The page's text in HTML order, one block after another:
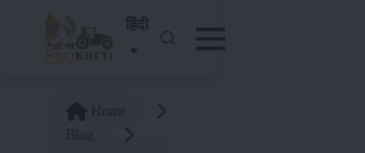
हिंदी